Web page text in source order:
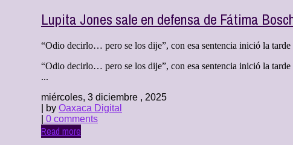
Lupita Jones sale en defensa de Fátima
“Odio decirlo… pero se los dije”, con esa sentencia inició la
“Odio decirlo… pero se los dije”, con esa sentencia inició la tarde
...
miércoles, 3 diciembre , 2025
| by Oaxaca Digital
0 comments
Read more